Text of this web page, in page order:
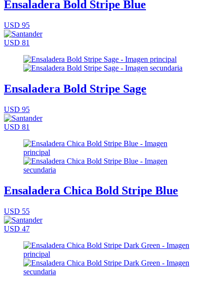
Ensaladera Bold Stripe Blue
USD 95
USD 81
Ensaladera Bold Stripe Sage
USD 95
USD 81
Ensaladera Chica Bold Stripe Blue
USD 55
USD 47